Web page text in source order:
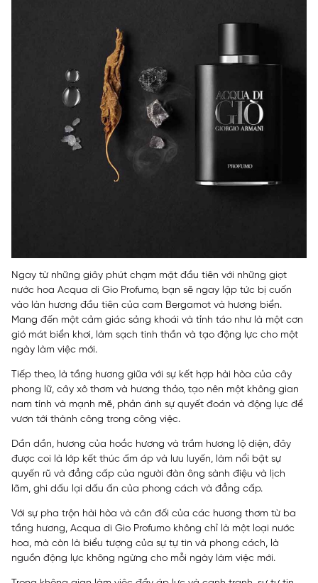
Ngay từ những giây phút chạm mặt đầu tiên với những giọt
nước hoa Acqua di Gio Profumo, bạn sẽ ngay lập tức bị cuốn
vào làn hương đầu tiên của cam Bergamot và hương biển.
Mang đến một cảm giác sảng khoái và tỉnh táo như là một cơn
gió mát biển khơi, làm sạch tinh thần và tạo động lực cho một
ngày làm việc mới.
Tiếp theo, là tầng hương giữa với sự kết hợp hài hòa của cây
phong lữ, cây xô thơm và hương thảo, tạo nên một không gian
nam tính và mạnh mẽ, phản ánh sự quyết đoán và động lực để
vươn tới thành công trong công việc.
Dần dần, hương của hoắc hương và trầm hương lộ diện, đây
được coi là lớp kết thúc ấm áp và lưu luyến, làm nổi bật sự
quyến rũ và đẳng cấp của người đàn ông sành điệu và lịch
lãm, ghi dấu lại dấu ấn của phong cách và đẳng cấp.
Với sự pha trộn hài hòa và cân đối của các hương thơm từ ba
tầng hương, Acqua di Gio Profumo không chỉ là một loại nước
hoa, mà còn là biểu tượng của sự tự tin và phong cách, là
nguồn động lực không ngừng cho mỗi ngày làm việc mới.